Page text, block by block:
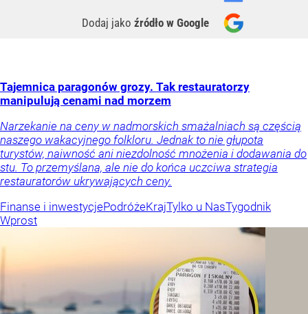
Dodaj jako źródło w Google
Tajemnica paragonów grozy. Tak restauratorzy
manipulują cenami nad morzem
Narzekanie na ceny w nadmorskich smażalniach są częścią
naszego wakacyjnego folkloru. Jednak to nie głupota
turystów, naiwność ani niezdolność mnożenia i dodawania do
stu. To przemyślana, ale nie do końca uczciwa strategia
restauratorów ukrywających ceny.
Finanse i inwestycjePodróżeKrajTylko u NasTygodnik
Wprost